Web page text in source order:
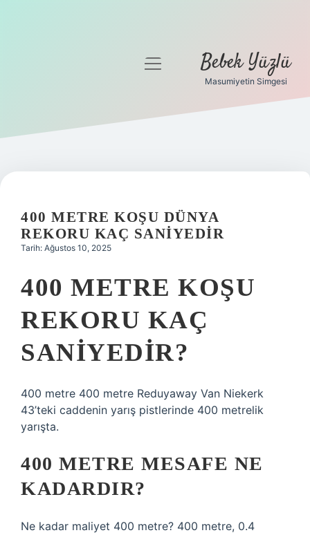
Gizlilik Politikası
Yasal Uyarı
menüyü
Bebek Yüzlü
Masumiyetin Simgesi
400 METRE KOŞU DÜNYA
REKORU KAÇ SANIYEDIR
Tarih: Ağustos 10, 2025
400 METRE KOŞU
REKORU KAÇ
SANIYEDIR?
400 metre 400 metre Reduyaway Van Niekerk
43’teki caddenin yarış pistlerinde 400 metrelik
yarışta.
400 METRE MESAFE NE
KADARDIR?
Ne kadar maliyet 400 metre? 400 metre, 0.4